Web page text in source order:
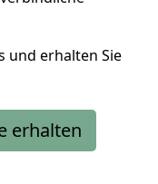
und erhalten Sie
erhalten